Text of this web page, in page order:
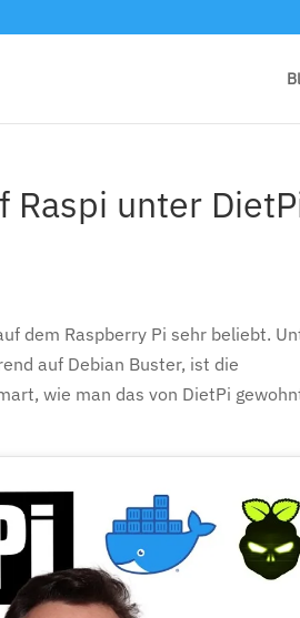
Raspi unter
dem Raspberry Pi sehr beliebt.
auf Debian Buster, ist die
wie man das von DietPi